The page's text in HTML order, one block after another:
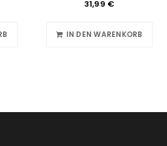
31,99 €
IN DEN WARENKORB